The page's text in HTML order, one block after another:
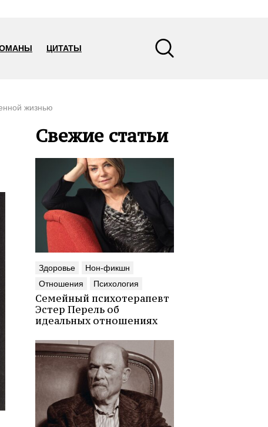
ЦИТАТЫ
жизнью
Свежие статьи
Здоровье
Нон-фикшн
Отношения
Психология
Семейный психотерапевт
Эстер Перель об
идеальных отношениях